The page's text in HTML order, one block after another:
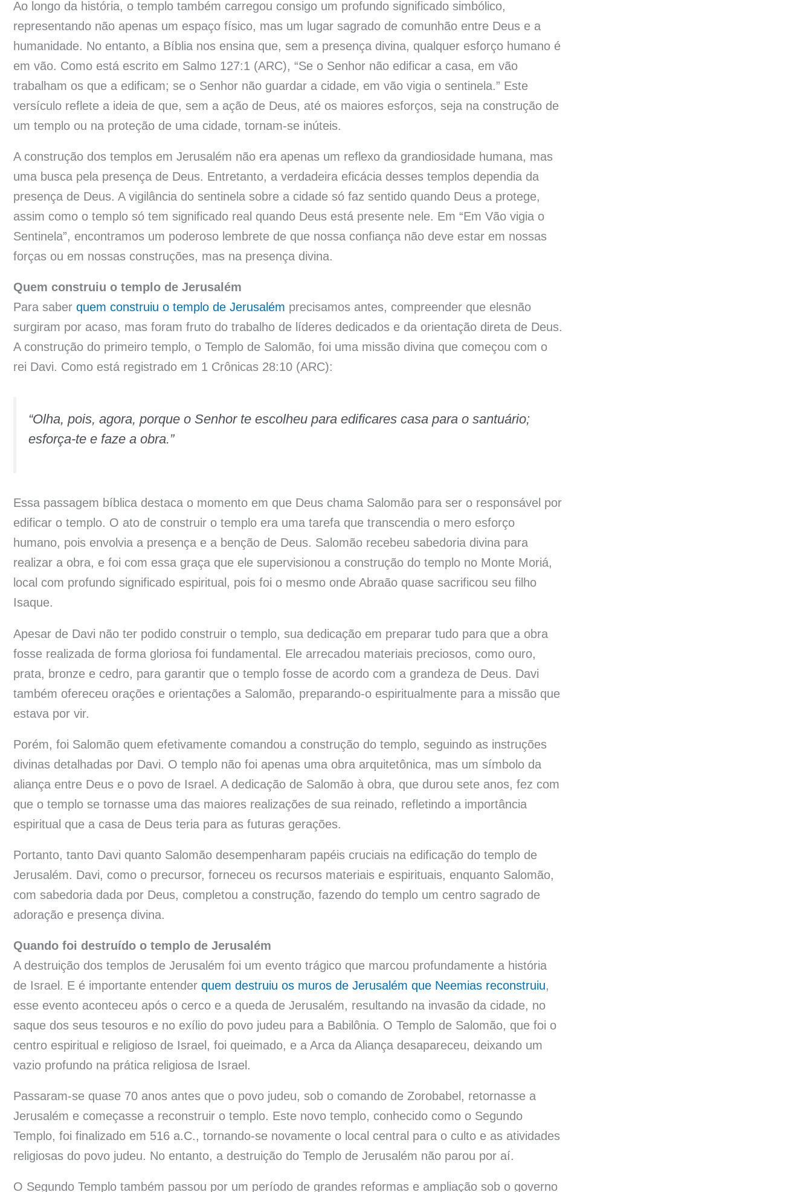
Ao longo da história, o templo também carregou consigo um profundo significado simbólico,
representando não apenas um espaço físico, mas um lugar sagrado de comunhão entre Deus e a
humanidade. No entanto, a Bíblia nos ensina que, sem a presença divina, qualquer esforço humano é
em vão. Como está escrito em Salmo 127:1 (ARC), “Se o Senhor não edificar a casa, em vão
trabalham os que a edificam; se o Senhor não guardar a cidade, em vão vigia o sentinela.” Este
versículo reflete a ideia de que, sem a ação de Deus, até os maiores esforços, seja na construção de
um templo ou na proteção de uma cidade, tornam-se inúteis.
A construção dos templos em Jerusalém não era apenas um reflexo da grandiosidade humana, mas
uma busca pela presença de Deus. Entretanto, a verdadeira eficácia desses templos dependia da
presença de Deus. A vigilância do sentinela sobre a cidade só faz sentido quando Deus a protege,
assim como o templo só tem significado real quando Deus está presente nele. Em “Em Vão vigia o
Sentinela”, encontramos um poderoso lembrete de que nossa confiança não deve estar em nossas
forças ou em nossas construções, mas na presença divina.
Quem construiu o templo de Jerusalém
Para saber quem construiu o templo de Jerusalém precisamos antes, compreender que elesnão
surgiram por acaso, mas foram fruto do trabalho de líderes dedicados e da orientação direta de Deus.
A construção do primeiro templo, o Templo de Salomão, foi uma missão divina que começou com o
rei Davi. Como está registrado em 1 Crônicas 28:10 (ARC):
“Olha, pois, agora, porque o Senhor te escolheu para edificares casa para o santuário;
esforça-te e faze a obra.”
Essa passagem bíblica destaca o momento em que Deus chama Salomão para ser o responsável por
edificar o templo. O ato de construir o templo era uma tarefa que transcendia o mero esforço
humano, pois envolvia a presença e a benção de Deus. Salomão recebeu sabedoria divina para
realizar a obra, e foi com essa graça que ele supervisionou a construção do templo no Monte Moriá,
local com profundo significado espiritual, pois foi o mesmo onde Abraão quase sacrificou seu filho
Isaque.
Apesar de Davi não ter podido construir o templo, sua dedicação em preparar tudo para que a obra
fosse realizada de forma gloriosa foi fundamental. Ele arrecadou materiais preciosos, como ouro,
prata, bronze e cedro, para garantir que o templo fosse de acordo com a grandeza de Deus. Davi
também ofereceu orações e orientações a Salomão, preparando-o espiritualmente para a missão que
estava por vir.
Porém, foi Salomão quem efetivamente comandou a construção do templo, seguindo as instruções
divinas detalhadas por Davi. O templo não foi apenas uma obra arquitetônica, mas um símbolo da
aliança entre Deus e o povo de Israel. A dedicação de Salomão à obra, que durou sete anos, fez com
que o templo se tornasse uma das maiores realizações de sua reinado, refletindo a importância
espiritual que a casa de Deus teria para as futuras gerações.
Portanto, tanto Davi quanto Salomão desempenharam papéis cruciais na edificação do templo de
Jerusalém. Davi, como o precursor, forneceu os recursos materiais e espirituais, enquanto Salomão,
com sabedoria dada por Deus, completou a construção, fazendo do templo um centro sagrado de
adoração e presença divina.
Quando foi destruído o templo de Jerusalém
A destruição dos templos de Jerusalém foi um evento trágico que marcou profundamente a história
de Israel. E é importante entender quem destruiu os muros de Jerusalém que Neemias reconstruiu,
esse evento aconteceu após o cerco e a queda de Jerusalém, resultando na invasão da cidade, no
saque dos seus tesouros e no exílio do povo judeu para a Babilônia. O Templo de Salomão, que foi o
centro espiritual e religioso de Israel, foi queimado, e a Arca da Aliança desapareceu, deixando um
vazio profundo na prática religiosa de Israel.
Passaram-se quase 70 anos antes que o povo judeu, sob o comando de Zorobabel, retornasse a
Jerusalém e começasse a reconstruir o templo. Este novo templo, conhecido como o Segundo
Templo, foi finalizado em 516 a.C., tornando-se novamente o local central para o culto e as atividades
religiosas do povo judeu. No entanto, a destruição do Templo de Jerusalém não parou por aí.
O Segundo Templo também passou por um período de grandes reformas e ampliação sob o governo